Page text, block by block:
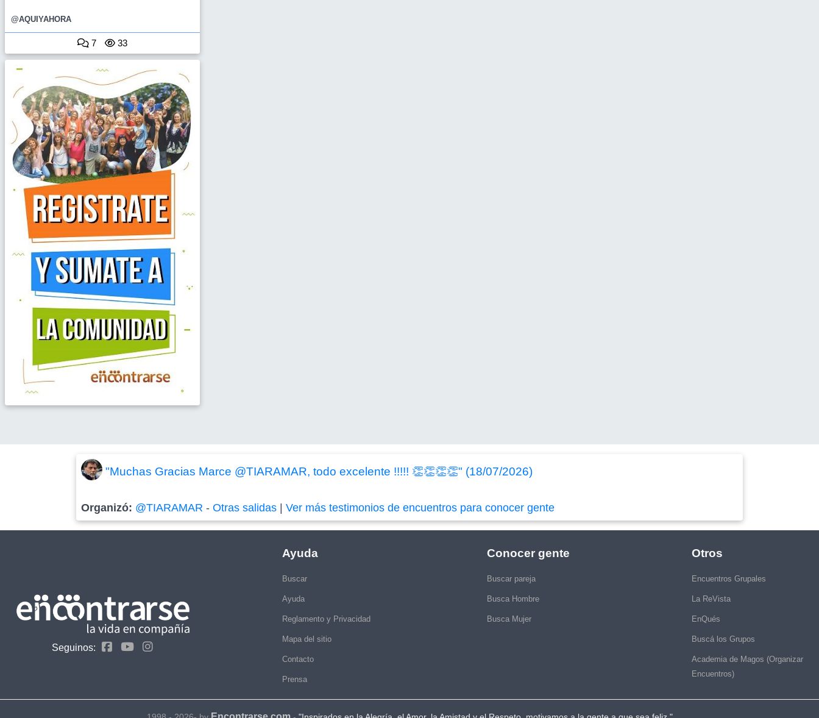
@AQUIYAHORA
7 33
"Muchas Gracias Marce @TIARAMAR, todo excelente !!!!! 👏👏👏👏" (18/07/2026)
Organizó: @TIARAMAR -Otras salidas |Ver más testimonios de encuentros para conocer gente
Seguinos:
Ayuda
Buscar
Ayuda
Reglamento y Privacidad
Mapa del sitio
Contacto
Prensa
Conocer gente
Buscar pareja
Busca Hombre
Busca Mujer
Otros
Encuentros Grupales
La ReVista
EnQués
Buscá los Grupos
Academia de Magos (Organizar
Encuentros)